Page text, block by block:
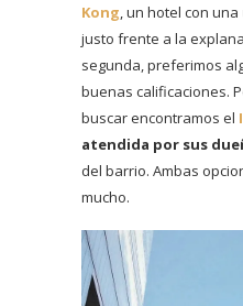
Kong, un hotel con una
justo frente a la
segunda, preferimos
buenas calificaciones.
buscar encontramos el
atendida por sus
del barrio. Ambas
mucho.